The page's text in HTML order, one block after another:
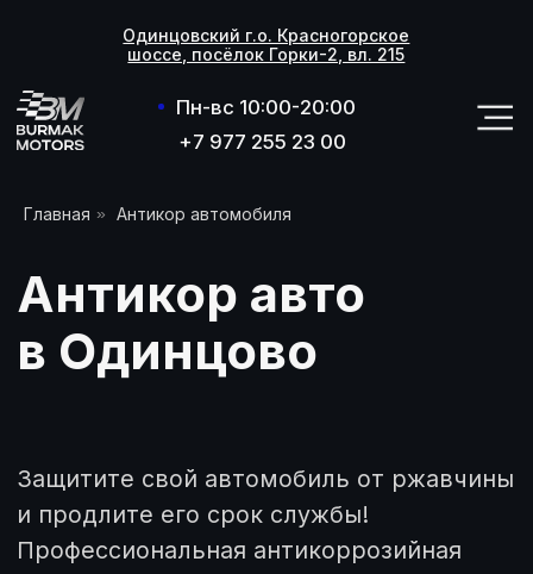
шоссе, посёлок Горки-2, вл. 215
+7 977 255 23 00
шоссе, посёлок Горки-2, вл. 215
+7 977 255 23 00
Главная » Антикор автомобиля
Антикор авто
Защитите свой автомобиль от ржавчины
и продлите его срок службы!
металла под воздействием влаги,
реагентов и механических повреждений.
Мы выполняем антикор в 4 этапа: